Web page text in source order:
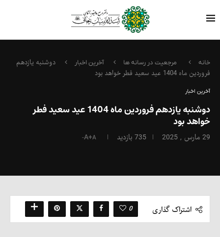
خانه مرجعیت در رسانه ها آخرین اخبار
دوشنبه یازدهم
فروردین ماه 1404 عید سعید فطر خواهد بود
آخرین اخبار
دوشنبه یازدهم فروردین ماه 1404 عید سعید فطر
خواهد بود
29 مارس , 2025 735 بازدید A+A-
اشتراک گذاری 0